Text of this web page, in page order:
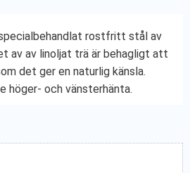
rostfritt stål av
av av linoljat trä är behagligt att
det ger en naturlig känsla.
höger- och vänsterhänta.